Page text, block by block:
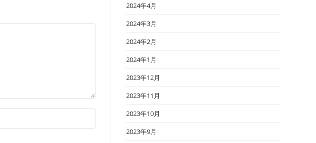
2024年4月
2024年3月
2024年2月
2024年1月
2023年12月
2023年11月
2023年10月
2023年9月